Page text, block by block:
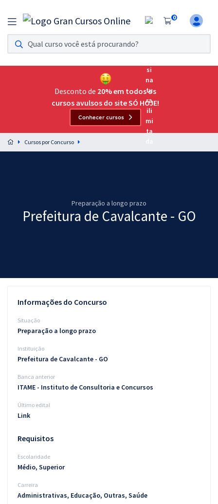
0
Assinatura Ilimitada 11
Acesso a todos os cursos. Teste grátis por 7 dias!
Assinatura OAB Até Passar
Acesso ilimitado a toda preparação para o Exame da
Preparação completa e intensiva para as principais
residências em saúde do Brasil
Questões grátis
Blog
Aprovados
Atendimento
Desconto de 20% em todos os
cursos avulsos do site SÓ HOJE!
Conhecer cursos
Cursos por Concurso
Preparação a longo prazo
Prefeitura de Cavalcante - GO
Informações do Concurso
Situação
Preparação a longo prazo
Instituição
Prefeitura de Cavalcante - GO
Banca anterior
ITAME - Instituto de Consultoria e Concursos
Último edital
Link
Requisitos
Escolaridade
Médio, Superior
Carreira
Administrativas, Educação, Outras, Saúde